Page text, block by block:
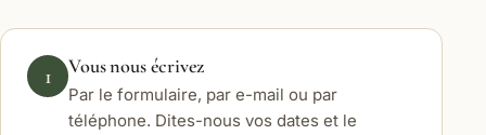
1 Vous nous écrivez
Par le formulaire, par e-mail ou par
téléphone. Dites-nous vos dates et le